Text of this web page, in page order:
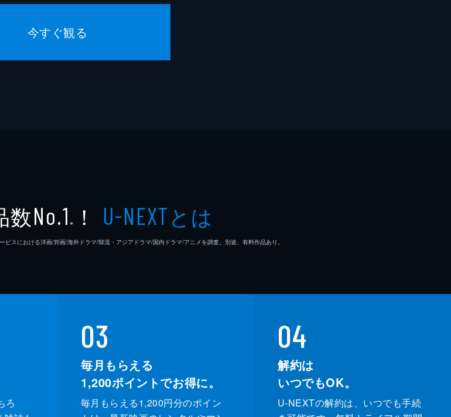
今すぐ観る
数No.1 ※ ！ U-NEXTとは
スにおける洋画/邦画/海外ドラマ/韓流・アジアドラマ/国内ドラマ/アニメを調査。別途、有料作品あり。
ろ
03
毎月もらえる
1,200ポイントでお得に。
毎月もらえる1,200円分のポイン
04
解約は
いつでもOK。
U-NEXTの解約は、いつでも手続